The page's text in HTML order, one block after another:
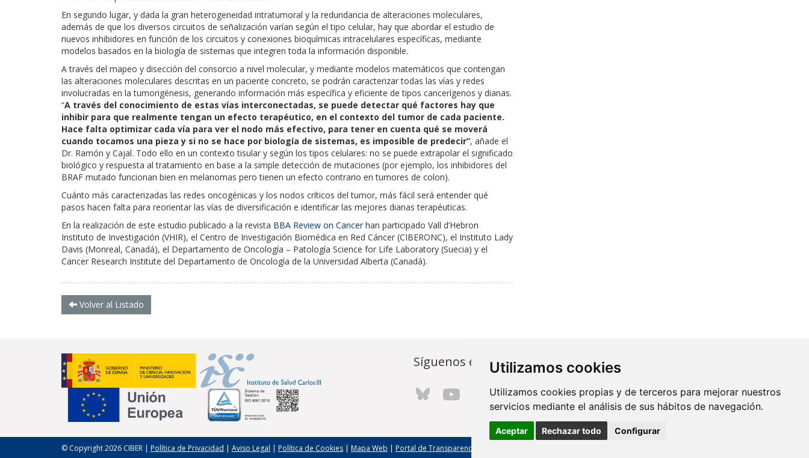
Utilizamos cookies
Utilizamos cookies propias y de terceros para mejorar nuestros
servicios mediante el análisis de sus hábitos de navegación.
Aceptar Rechazar todo Configurar
En segundo lugar, y dada la gran heterogeneidad intratumoral y la redundancia de alteraciones moleculares,
además de que los diversos circuitos de señalización varían según el tipo celular, hay que abordar el estudio de
nuevos inhibidores en función de los circuitos y conexiones bioquímicas intracelulares específicas, mediante
modelos basados en la biología de sistemas que integren toda la información disponible.
A través del mapeo y disección del consorcio a nivel molecular, y mediante modelos matemáticos que contengan
las alteraciones moleculares descritas en un paciente concreto, se podrán caracterizar todas las vías y redes
involucradas en la tumorigénesis, generando información más específica y eficiente de tipos cancerígenos y dianas.
“A través del conocimiento de estas vías interconectadas, se puede detectar qué factores hay que
inhibir para que realmente tengan un efecto terapéutico, en el contexto del tumor de cada paciente.
Hace falta optimizar cada vía para ver el nodo más efectivo, para tener en cuenta qué se moverá
cuando tocamos una pieza y si no se hace por biología de sistemas, es imposible de predecir”, añade el
Dr. Ramón y Cajal. Todo ello en un contexto tisular y según los tipos celulares: no se puede extrapolar el significado
biológico y respuesta al tratamiento en base a la simple detección de mutaciones (por ejemplo, los inhibidores del
BRAF mutado funcionan bien en melanomas pero tienen un efecto contrario en tumores de colon).
Cuánto más caracterizadas las redes oncogénicas y los nodos críticos del tumor, más fácil será entender qué
pasos hacen falta para reorientar las vías de diversificación e identificar las mejores dianas terapéuticas.
En la realización de este estudio publicado a la revista BBA Review on Cancerhan participado Vall d’Hebron
Instituto de Investigación (VHIR), el Centro de Investigación Biomédica en Red Cáncer (CIBERONC), el Instituto Lady
Davis (Monreal, Canadá), el Departamento de Oncología – Patología Science for Life Laboratory (Suecia) y el
Cancer Research Institute del Departamento de Oncología de la Universidad Alberta (Canadá).
Volver al Listado
Síguenos en... Contacto
Av. Monforte de Lemos, 3-5. Pabellón
11. Planta 0 28029 Madrid
info@ciberisciii.es
© Copyright 2026 CIBER | Política de Privacidad | Aviso Legal | Política de Cookies | Mapa Web | Portal de Transparencia